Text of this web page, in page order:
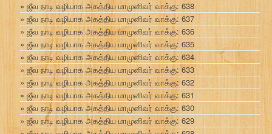
ஜீவ நாடி வழியாக அகத்திய மாமுனிவர் வாக்கு: 638
ஜீவ நாடி வழியாக அகத்திய மாமுனிவர் வாக்கு: 637
ஜீவ நாடி வழியாக அகத்திய மாமுனிவர் வாக்கு: 636
ஜீவ நாடி வழியாக அகத்திய மாமுனிவர் வாக்கு: 635
ஜீவ நாடி வழியாக அகத்திய மாமுனிவர் வாக்கு: 634
ஜீவ நாடி வழியாக அகத்திய மாமுனிவர் வாக்கு: 633
ஜீவ நாடி வழியாக அகத்திய மாமுனிவர் வாக்கு: 632
ஜீவ நாடி வழியாக அகத்திய மாமுனிவர் வாக்கு: 631
ஜீவ நாடி வழியாக அகத்திய மாமுனிவர் வாக்கு: 630
ஜீவ நாடி வழியாக அகத்திய மாமுனிவர் வாக்கு: 629